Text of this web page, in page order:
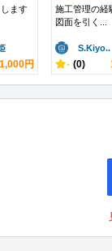
ます
1,000円
施工管理の経
図面を引く...
S.Kiyo..
- (0)